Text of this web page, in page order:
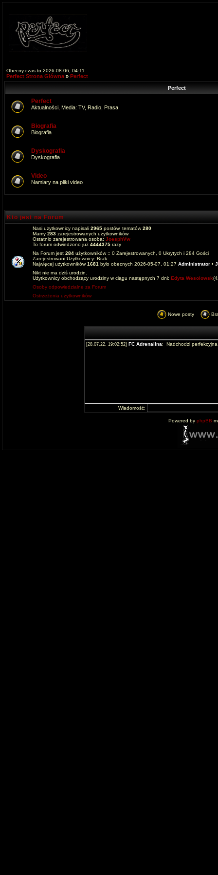
Obecny czas to 2026-08-06, 04:11
Perfect Strona Główna » Perfect
Perfect
Perfect
Aktualności, Media: TV, Radio, Prasa
Biografia
Biografia
Dyskografia
Dyskografia
Video
Namiary na pliki video
Kto jest na Forum
Nasi użytkownicy napisali 2965 postów, tematów280
Mamy 283 zarejestrowanych użytkowników
Ostatnio zarejestrowana osoba: JoesphVw
To forum odwiedzono już 4444375 razy
Na Forum jest 284 użytkowników :: 0 Zarejestrowanych, 0 Ukrytych i 284 Gości
Zarejestrowani Użytkownicy: Brak
Najwięcej użytkowników1681 było obecnych 2026-05-07, 01:27 Administrator •
Nikt nie ma dziś urodzin.
Użytkownicy obchodzący urodziny w ciągu następnych 7 dni: Edyta Wesolowsk
Osoby odpowiedzialne za Forum
Ostrzeżenia użytkowników
Nowe posty
Wiadomość:
Powered by phpBB